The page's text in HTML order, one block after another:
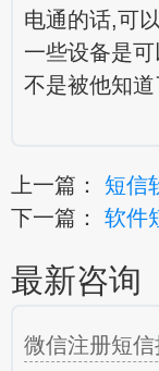
电通的话,可
一些设备是
不是被他知道
上一篇： 短信
下一篇： 软件
最新咨询
微信注册短